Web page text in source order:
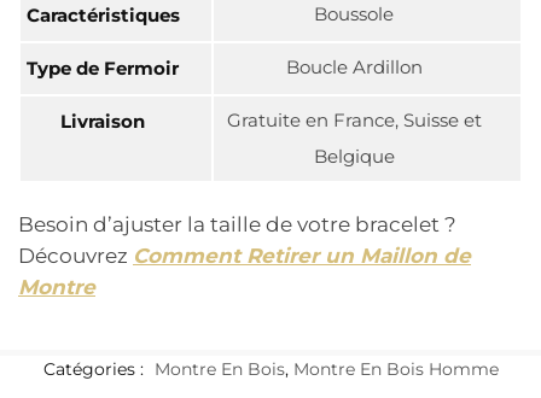
Caractéristiques Boussole
Type de Fermoir Boucle Ardillon
Livraison
Gratuite en France, Suisse et
Belgique
Besoin d’ajuster la taille de votre bracelet ?
Découvrez Comment Retirer un Maillon de
Montre
Catégories : Montre En Bois, Montre En Bois Homme